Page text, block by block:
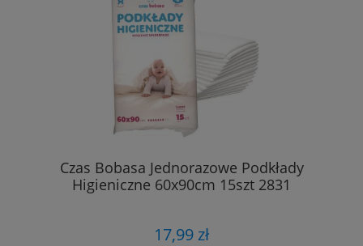
Czas Bobasa Jednorazowe Podkłady
Higieniczne 60x90cm 15szt 2831
17,99 zł